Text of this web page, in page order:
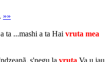
»»
ta ...mashi a ta Hai vruta mea
s'negu la vruta Va u iau